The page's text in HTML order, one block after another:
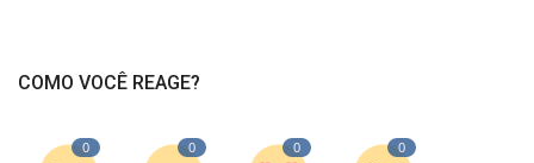
COMO VOCÊ REAGE?
0 0 0 0